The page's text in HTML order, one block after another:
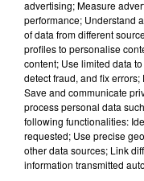
Podcasts
advertising; Measure
performance; Understand
of data from different
profiles to personalise
content; Use limited data
detect fraud, and fix
Save and communicate
process personal data
following functionalities:
requested; Use precise
other data sources; Link
information transmitted